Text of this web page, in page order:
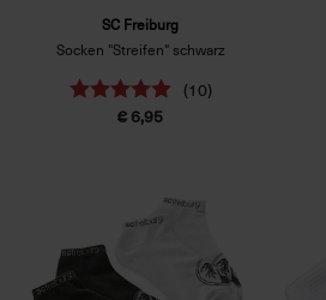
SC Freiburg
Socken "Streifen" schwarz
(10)
€ 6,95